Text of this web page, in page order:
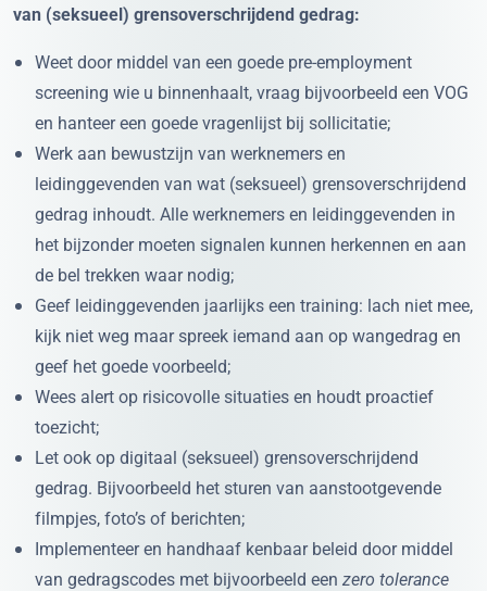
van (seksueel) grensoverschrijdend gedrag:
Weet door middel van een goede pre-employment
screening wie u binnenhaalt, vraag bijvoorbeeld een VOG
en hanteer een goede vragenlijst bij sollicitatie;
Werk aan bewustzijn van werknemers en
leidinggevenden van wat (seksueel) grensoverschrijdend
gedrag inhoudt. Alle werknemers en leidinggevenden in
het bijzonder moeten signalen kunnen herkennen en aan
de bel trekken waar nodig;
Geef leidinggevenden jaarlijks een training: lach niet mee,
kijk niet weg maar spreek iemand aan op wangedrag en
geef het goede voorbeeld;
Wees alert op risicovolle situaties en houdt proactief
toezicht;
Let ook op digitaal (seksueel) grensoverschrijdend
gedrag. Bijvoorbeeld het sturen van aanstootgevende
filmpjes, foto’s of berichten;
Implementeer en handhaaf kenbaar beleid door middel
van gedragscodes met bijvoorbeeld een zero tolerance